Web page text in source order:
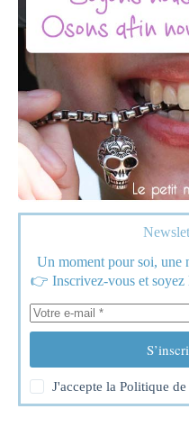
Un moment pour soi, une
👉 Inscrivez-vous et soyez
J'accepte laPolitique